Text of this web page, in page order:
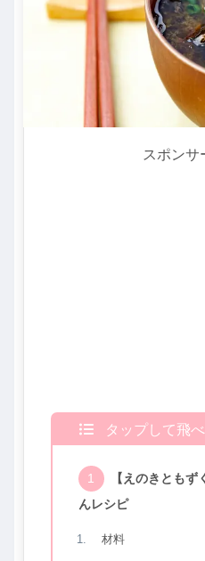
スポンサ
タップして飛
【えのきとも
んレシピ
材料